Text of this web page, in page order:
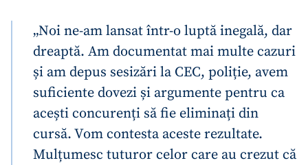
„Noi ne-am lansat într-o luptă inegală, dar
dreaptă. Am documentat mai multe cazuri
și am depus sesizări la CEC, poliție, avem
suficiente dovezi și argumente pentru ca
acești concurenți să fie eliminați din
cursă. Vom contesta aceste rezultate.
Mulțumesc tuturor celor care au crezut că